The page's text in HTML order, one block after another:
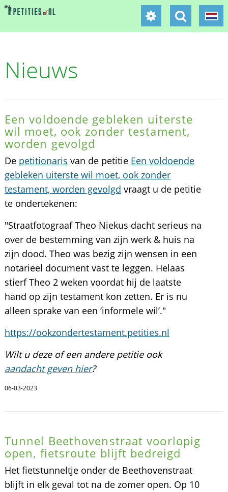
Nieuws
Een voldoende gebleken uiterste
wil moet, ook zonder testament,
worden gevolgd
De petitionaris van de petitie Een voldoende
gebleken uiterste wil moet, ook zonder
testament, worden gevolgd vraagt u de petitie
te ondertekenen:
"Straatfotograaf Theo Niekus dacht serieus na
over de bestemming van zijn werk & huis na
zijn dood. Theo was bezig zijn wensen in een
notarieel document vast te leggen. Helaas
stierf Theo 2 weken voordat hij de laatste
hand op zijn testament kon zetten. Er is nu
alleen sprake van een ‘informele wil’."
https://ookzondertestament.petities.nl
Wilt u deze of een andere petitie ook
aandacht geven hier?
06-03-2023
Tunnel Beethovenstraat voorlopig
open, fietsroute blijft bedreigd
Het fietstunneltje onder de Beethovenstraat
blijft in elk geval tot na de zomer open. Op 10